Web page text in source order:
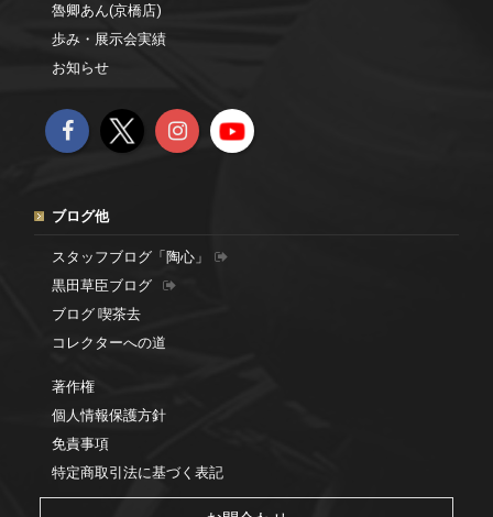
魯卿あん(京橋店)
歩み・展示会実績
お知らせ
ブログ他
スタッフブログ「陶心」
黒田草臣ブログ
ブログ 喫茶去
コレクターへの道
著作権
個人情報保護方針
免責事項
特定商取引法に基づく表記